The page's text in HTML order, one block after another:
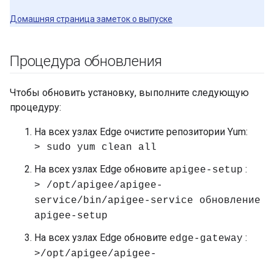
Домашняя страница заметок о выпуске
Процедура обновления
Чтобы обновить установку, выполните следующую
процедуру:
На всех узлах Edge очистите репозитории Yum:
> sudo yum clean all
На всех узлах Edge обновите apigee-setup :
> /opt/apigee/apigee-
service/bin/apigee-service обновление
apigee-setup
На всех узлах Edge обновите edge-gateway :
>/opt/apigee/apigee-